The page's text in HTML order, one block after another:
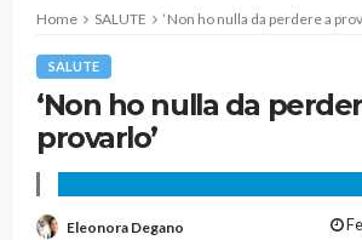
Home SALUTE ‘Non ho nulla da perdere a
SALUTE
‘Non ho nulla da
provarlo’
Eleonora Degano